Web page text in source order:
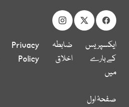
ایکسپریس
کے بارے
میں
ضابطہ
اخلاق
Privacy
Policy
صفحۂ اول